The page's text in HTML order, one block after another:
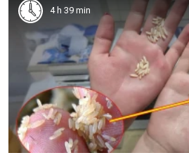
4 h 39 min